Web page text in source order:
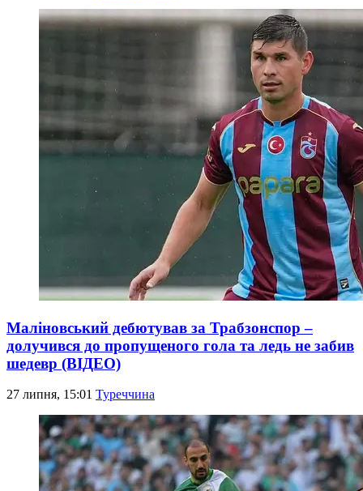
Маліновський дебютував за Трабзонспор –
долучився до пропущеного гола та ледь не забив
шедевр (ВІДЕО)
27 липня, 15:01 Туреччина